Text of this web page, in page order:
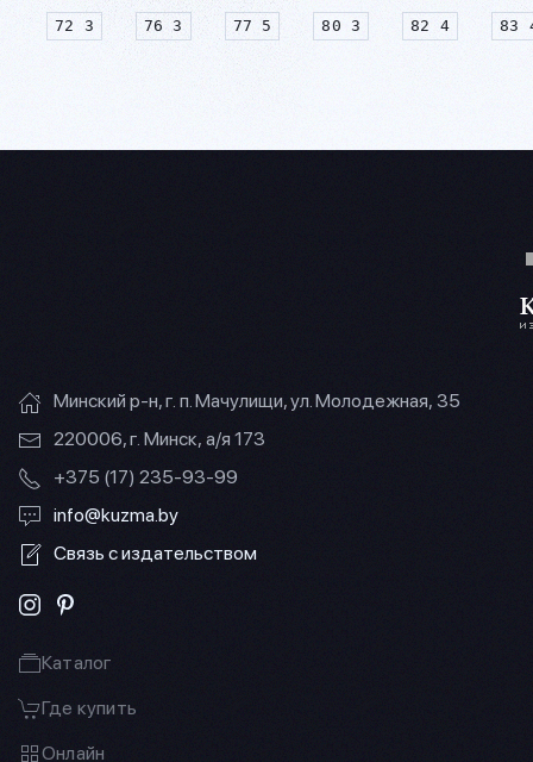
72 3 76 3 77 5 80 3 82 4 83
Минский р-н, г. п. Мачулищи, ул. Молодежная, 35
220006, г. Минск, а/я 173
+375 (17) 235-93-99
info@kuzma.by
Связь с издательством
Каталог
Где купить
Онлайн